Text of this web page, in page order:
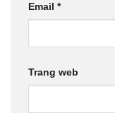
Email *
Trang web